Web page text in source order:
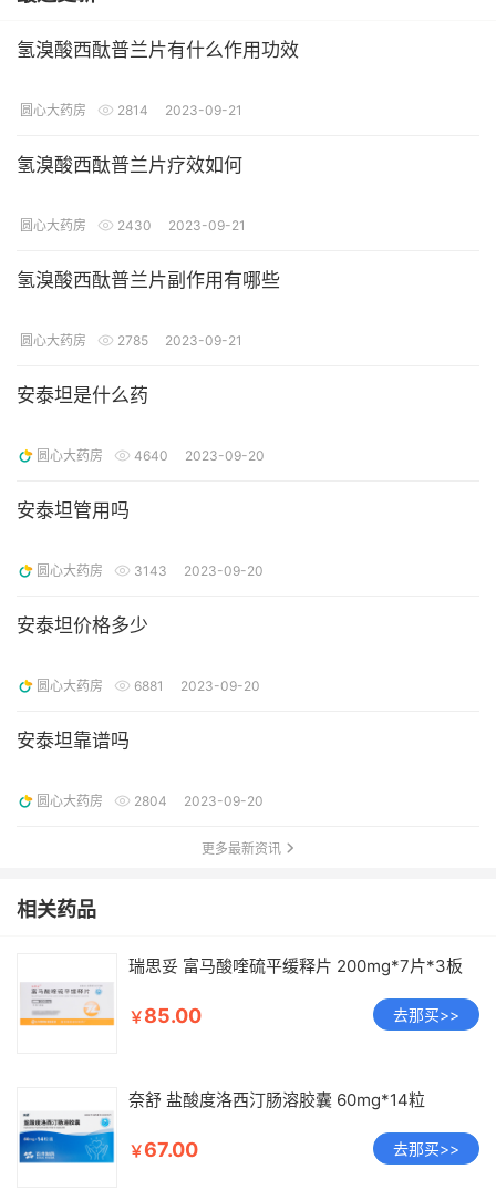
氢溴酸西酞普兰片有什么作用功效
圆心大药房 2814 2023-09-21
氢溴酸西酞普兰片疗效如何
圆心大药房 2430 2023-09-21
氢溴酸西酞普兰片副作用有哪些
圆心大药房 2785 2023-09-21
安泰坦是什么药
圆心大药房 4640 2023-09-20
安泰坦管用吗
圆心大药房 3143 2023-09-20
安泰坦价格多少
圆心大药房 6881 2023-09-20
安泰坦靠谱吗
圆心大药房 2804 2023-09-20
更多最新资讯
相关药品
瑞思妥 富马酸喹硫平缓释片 200mg*7片*3板
￥85.00 去那买>>
奈舒 盐酸度洛西汀肠溶胶囊 60mg*14粒
￥67.00 去那买>>